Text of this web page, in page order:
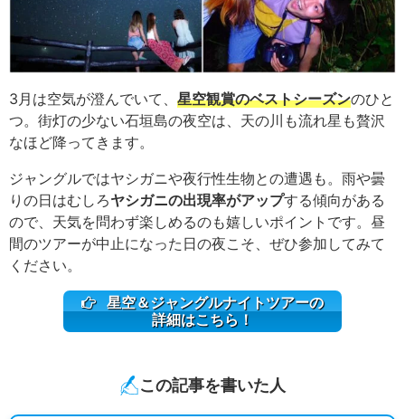
3月は空気が澄んでいて、 星空観賞のベストシーズンのひと
つ。街灯の少ない石垣島の夜空は、天の川も流れ星も贅沢
なほど降ってきます。
ジャングルではヤシガニや夜行性生物との遭遇も。雨や曇
りの日はむしろヤシガニの出現率がアップする傾向がある
ので、天気を問わず楽しめるのも嬉しいポイントです。昼
間のツアーが中止になった日の夜こそ、ぜひ参加してみて
ください。
星空＆ジャングルナイトツアーの
詳細はこちら！
この記事を書いた人